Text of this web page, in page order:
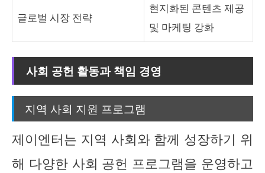
글로벌 시장 전략
현지화된 콘텐츠 제공
및 마케팅 강화
사회 공헌 활동과 책임 경영
지역 사회 지원 프로그램
제이엔터는 지역 사회와 함께 성장하기 위
해 다양한 사회 공헌 프로그램을 운영하고